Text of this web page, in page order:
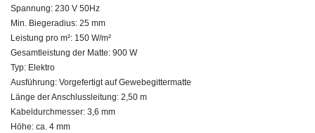
Spannung: 230 V 50Hz
Min. Biegeradius: 25 mm
Leistung pro m²: 150 W/m²
Gesamtleistung der Matte: 900 W
Typ: Elektro
Ausführung: Vorgefertigt auf Gewebegittermatte
Länge der Anschlussleitung: 2,50 m
Kabeldurchmesser: 3,6 mm
Höhe: ca. 4 mm